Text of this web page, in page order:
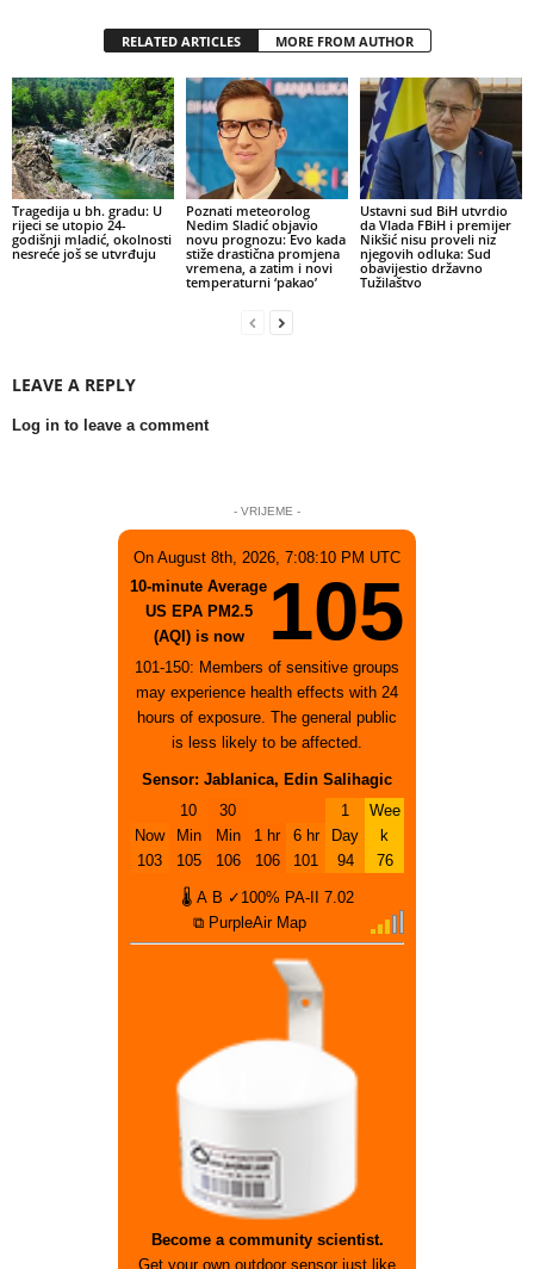
RELATED ARTICLES MORE FROM AUTHOR
Tragedija u bh. gradu: U
rijeci se utopio 24-
godišnji mladić, okolnosti
nesreće još se utvrđuju
Poznati meteorolog
Nedim Sladić objavio
novu prognozu: Evo kada
stiže drastična promjena
vremena, a zatim i novi
temperaturni ‘pakao’
Ustavni sud BiH utvrdio
da Vlada FBiH i premijer
Nikšić nisu proveli niz
njegovih odluka: Sud
obavijestio državno
Tužilaštvo
LEAVE A REPLY
Log in to leave a comment
- VRIJEME -
On August 8th, 2026, 7:08:10 PM UTC
10-minute Average
US EPA PM2.5
(AQI) is now
105
101-150: Members of sensitive groups
may experience health effects with 24
hours of exposure. The general public
is less likely to be affected.
Sensor: Jablanica, Edin Salihagic
Now
103
10
Min
105
30
Min
106
1 hr
106
6 hr
101
1
Day
94
Wee
k
76
🌡 A B ✓100% PA-II 7.02
⧉ PurpleAir Map
Become a community scientist.
Get your own outdoor sensor just like